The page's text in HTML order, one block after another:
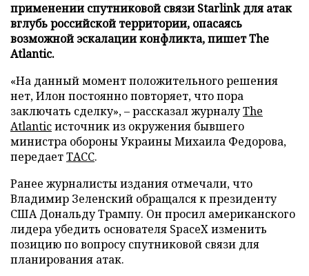
применении спутниковой связи Starlink для атак
вглубь российской территории, опасаясь
возможной эскалации конфликта, пишет The
Atlantic.
«На данный момент положительного решения
нет, Илон постоянно повторяет, что пора
заключать сделку», – рассказал журналуThe
Atlanticисточник из окружения бывшего
министра обороны Украины Михаила Федорова,
передаетТАСС.
Ранее журналисты издания отмечали, что
Владимир Зеленский обращался к президенту
США Дональду Трампу. Он просил американского
лидера убедить основателя SpaceX изменить
позицию по вопросу спутниковой связи для
планирования атак.